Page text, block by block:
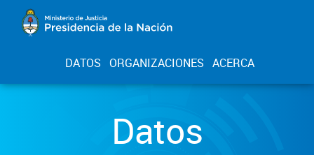
DATOS ORGANIZACIONES ACERCA
Datos